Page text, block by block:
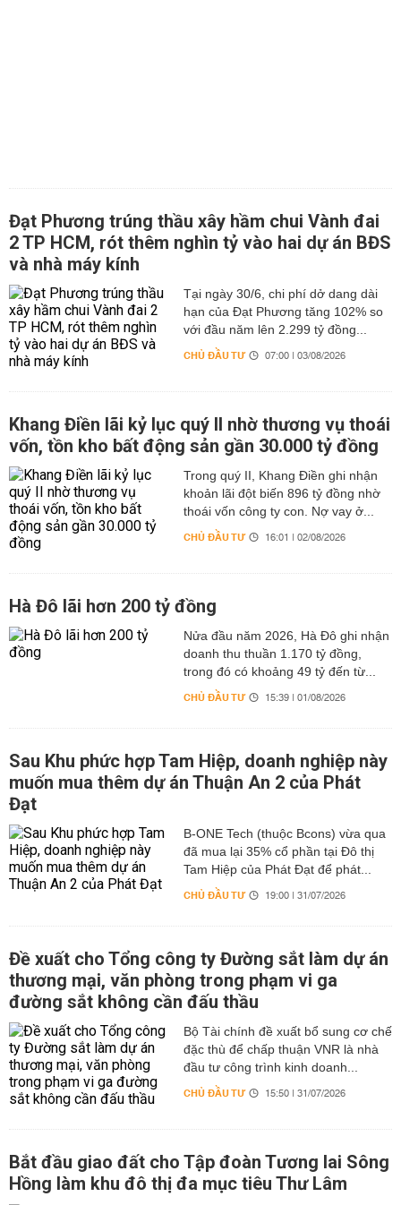
Đạt Phương trúng thầu xây hầm chui Vành đai
2 TP HCM, rót thêm nghìn tỷ vào hai dự án BĐS
và nhà máy kính
Tại ngày 30/6, chi phí dở dang dài
hạn của Đạt Phương tăng 102% so
với đầu năm lên 2.299 tỷ đồng...
CHỦ ĐẦU TƯ 07:00 | 03/08/2026
Khang Điền lãi kỷ lục quý II nhờ thương vụ thoái
vốn, tồn kho bất động sản gần 30.000 tỷ đồng
Trong quý II, Khang Điền ghi nhận
khoản lãi đột biến 896 tỷ đồng nhờ
thoái vốn công ty con. Nợ vay ở...
CHỦ ĐẦU TƯ 16:01 | 02/08/2026
Hà Đô lãi hơn 200 tỷ đồng
Nửa đầu năm 2026, Hà Đô ghi nhận
doanh thu thuần 1.170 tỷ đồng,
trong đó có khoảng 49 tỷ đến từ...
CHỦ ĐẦU TƯ 15:39 | 01/08/2026
Sau Khu phức hợp Tam Hiệp, doanh nghiệp này
muốn mua thêm dự án Thuận An 2 của Phát
Đạt
B-ONE Tech (thuộc Bcons) vừa qua
đã mua lại 35% cổ phần tại Đô thị
Tam Hiệp của Phát Đạt để phát...
CHỦ ĐẦU TƯ 19:00 | 31/07/2026
Đề xuất cho Tổng công ty Đường sắt làm dự án
thương mại, văn phòng trong phạm vi ga
đường sắt không cần đấu thầu
Bộ Tài chính đề xuất bổ sung cơ chế
đặc thù để chấp thuận VNR là nhà
đầu tư công trình kinh doanh...
CHỦ ĐẦU TƯ 15:50 | 31/07/2026
Bắt đầu giao đất cho Tập đoàn Tương lai Sông
Hồng làm khu đô thị đa mục tiêu Thư Lâm